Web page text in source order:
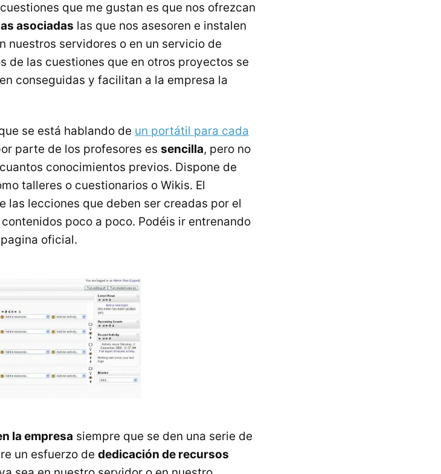
que me gustan es que nos ofrezcan
asociadas las que nos asesoren e instalen
nuestros servidores o en un servicio de
de las cuestiones que en otros proyectos se
conseguidas y facilitan a la empresa la
se está hablando de un portátil para cada
parte de los profesores es sencilla, pero no
conocimientos previos. Dispone de
talleres o cuestionarios o Wikis. El
las lecciones que deben ser creadas por el
poco a poco. Podéis ir entrenando
oficial.
la empresa siempre que se den una serie de
un esfuerzo de dedicación de recursos